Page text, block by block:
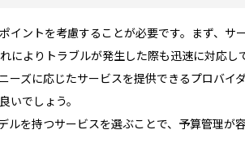
ントを考慮することが必要です。まず、サ
よりトラブルが発生した際も迅速に対応し
ズに応じたサービスを提供できるプロバ
でしょう。
ルを持つサービスを選ぶことで、予算管理